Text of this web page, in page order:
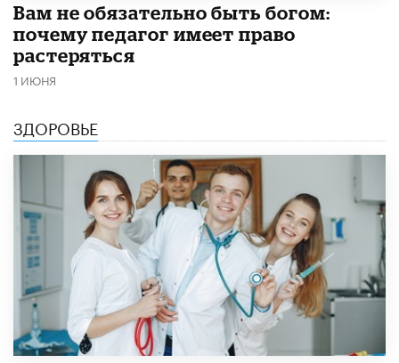
​Вам не обязательно быть богом:
почему педагог имеет право
растеряться
1 ИЮНЯ
ЗДОРОВЬЕ